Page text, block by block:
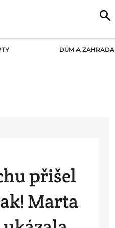
DŮM A ZAHRADA
přišel
Marta